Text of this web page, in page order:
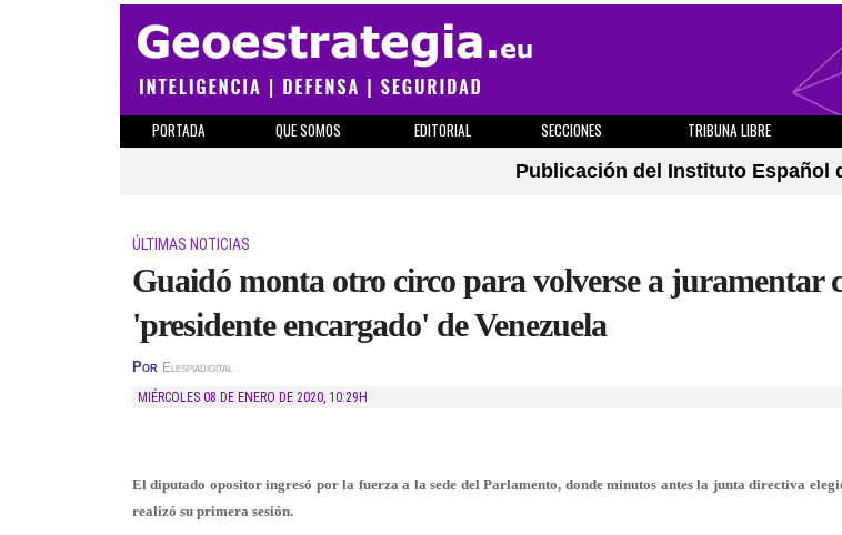
PORTADA QUE SOMOS EDITORIAL SECCIONES TRIBUNA LIBRE
Publicación del Instituto Español
ÚLTIMAS NOTICIAS
Guaidó monta otro circo para volverse a juramentar
'presidente encargado' de Venezuela
Por Elespiadigital
MIÉRCOLES 08 DE ENERO DE 2020, 10:29H
El diputado opositor ingresó por la fuerza a la sede del Parlamento, donde minutos antes la junta directiva
realizó su primera sesión.